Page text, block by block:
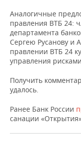
ФИГУРНОЕ
ВОДНЫЕ ВИДЫ
ХОККЕЙ С
МЕДИЦИНА
ОБРАЗОВАНИЕ
ПРОИСШЕСТВИЯ
Аналогичные
правления ВТБ 24:
департамента
Сергею Русанову и
правлении ВТБ 24
управления
Получить
удалось.
Ранее Банк России
санации